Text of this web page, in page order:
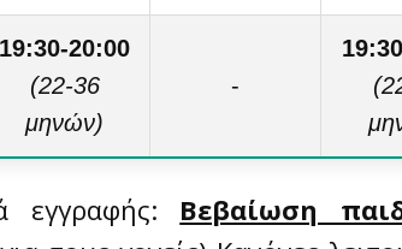
19:30-20:00
(22-36
μηνών)
-
εγγραφής: Βεβαίωση